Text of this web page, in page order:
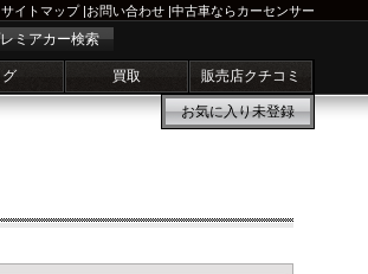
サイトマップ|お問い合わせ |中古車ならカーセンサー
ミアカー検索
買取 販売店クチコミ
お気に入り未登録